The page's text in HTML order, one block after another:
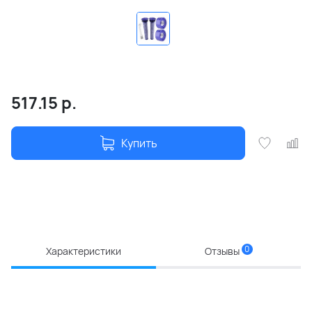
517.15 р.
Купить
Характеристики Отзывы 0